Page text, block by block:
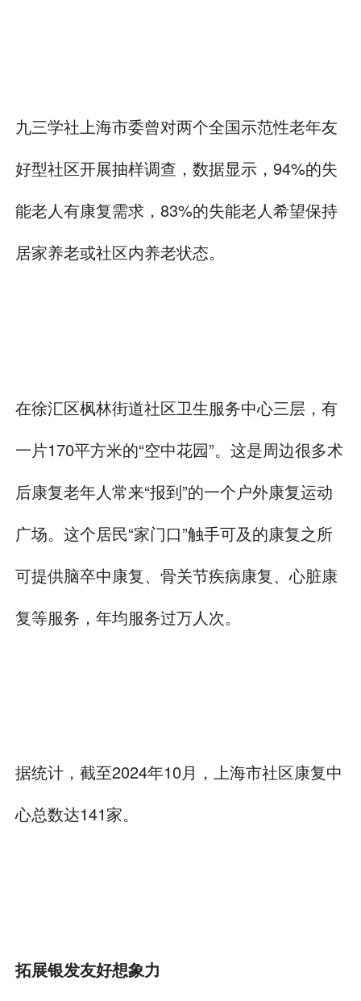
九三学社上海市委曾对两个全国示范性老年友
好型社区开展抽样调查，数据显示，94%的失
能老人有康复需求，83%的失能老人希望保持
居家养老或社区内养老状态。
在徐汇区枫林街道社区卫生服务中心三层，有
一片170平方米的“空中花园”。这是周边很多术
后康复老年人常来“报到”的一个户外康复运动
广场。这个居民“家门口”触手可及的康复之所
可提供脑卒中康复、骨关节疾病康复、心脏康
复等服务，年均服务过万人次。
据统计，截至2024年10月，上海市社区康复中
心总数达141家。
拓展银发友好想象力